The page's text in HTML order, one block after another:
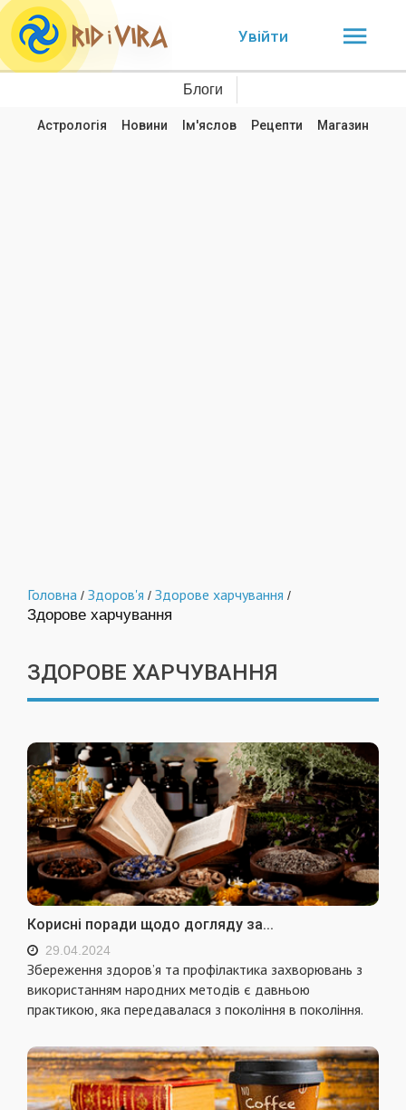
Увійти
Блоги
Астрологія Новини Ім'яслов Рецепти Магазин
Головна / Здоров'я / Здорове харчування /
Здорове харчування
ЗДОРОВЕ ХАРЧУВАННЯ
Корисні поради щодо догляду за...
29.04.2024
Збереження здоров’я та профілактика захворювань з
використанням народних методів є давньою
практикою, яка передавалася з покоління в покоління.